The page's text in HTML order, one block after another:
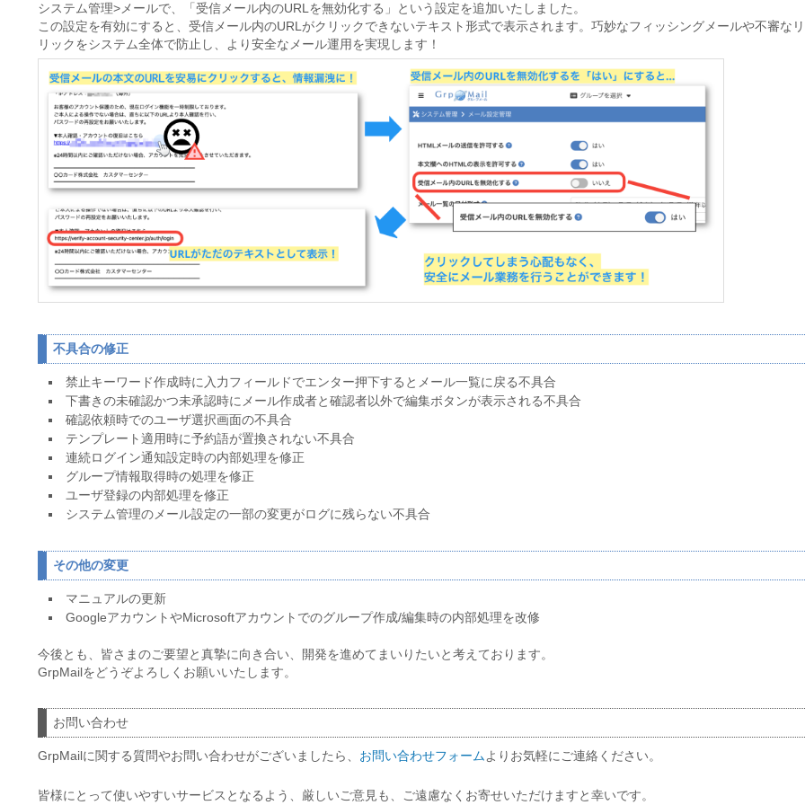
システム管理>メールで、「受信メール内のURLを無効化する」という設定を追加いたしました。
この設定を有効にすると、受信メール内のURLがクリックできないテキスト形式で表示されます。巧妙なフィッシングメールや不審な
リックをシステム全体で防止し、より安全なメール運用を実現します！
不具合の修正
禁止キーワード作成時に入力フィールドでエンター押下するとメール一覧に戻る不具合
下書きの未確認かつ未承認時にメール作成者と確認者以外で編集ボタンが表示される不具合
確認依頼時でのユーザ選択画面の不具合
テンプレート適用時に予約語が置換されない不具合
連続ログイン通知設定時の内部処理を修正
グループ情報取得時の処理を修正
ユーザ登録の内部処理を修正
システム管理のメール設定の一部の変更がログに残らない不具合
その他の変更
マニュアルの更新
GoogleアカウントやMicrosoftアカウントでのグループ作成/編集時の内部処理を改修
今後とも、皆さまのご要望と真摯に向き合い、開発を進めてまいりたいと考えております。
GrpMailをどうぞよろしくお願いいたします。
お問い合わせ
GrpMailに関する質問やお問い合わせがございましたら、 お問い合わせフォームよりお気軽にご連絡ください。
皆様にとって使いやすいサービスとなるよう、厳しいご意見も、ご遠慮なくお寄せいただけますと幸いです。